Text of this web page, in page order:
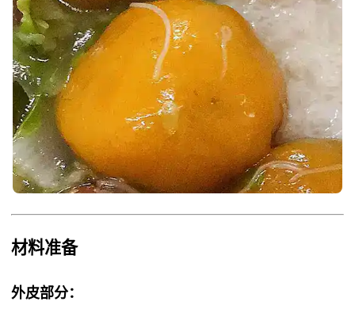
材料准备
外皮部分：